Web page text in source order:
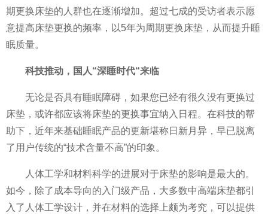
期更换床垫的人群也在逐渐增加。超过七成的受访者表示愿
意提高床垫更换的频率，以5年为周期更换床垫，从而提升睡
眠质量。
科技推动，国人“深睡时代“来临
无论是否具有睡眠障碍，如果您已经有很久没有更换过
床垫，或许都应该将床垫的更换事宜纳入日程。在科技的帮
助下， 近年来基础睡眠产品的更新堪称日新月异，早已脱离
了用户传统的“技术含量不高”的印象。
人体工学和材料科学的进展对于床垫的影响是最大的。
如今，除了成本导向的入门级产品，大多数中高端床垫都引
入了人体工学设计，并在材料的选择上颇为考究，可以提供